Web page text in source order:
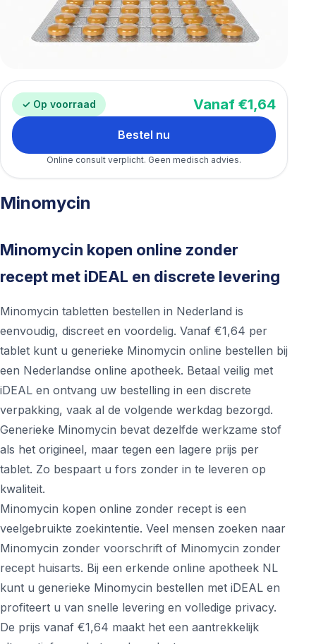
✓ Op voorraad Vanaf €1,64
Bestel nu
Online consult verplicht. Geen medisch advies.
Minomycin
Minomycin kopen online zonder
recept met iDEAL en discrete levering
Minomycin tabletten bestellen in Nederland is
eenvoudig, discreet en voordelig. Vanaf €1,64 per
tablet kunt u generieke Minomycin online bestellen bij
een Nederlandse online apotheek. Betaal veilig met
iDEAL en ontvang uw bestelling in een discrete
verpakking, vaak al de volgende werkdag bezorgd.
Generieke Minomycin bevat dezelfde werkzame stof
als het origineel, maar tegen een lagere prijs per
tablet. Zo bespaart u fors zonder in te leveren op
kwaliteit.
Minomycin kopen online zonder recept is een
veelgebruikte zoekintentie. Veel mensen zoeken naar
Minomycin zonder voorschrift of Minomycin zonder
recept huisarts. Bij een erkende online apotheek NL
kunt u generieke Minomycin bestellen met iDEAL en
profiteert u van snelle levering en volledige privacy.
De prijs vanaf €1,64 maakt het een aantrekkelijk